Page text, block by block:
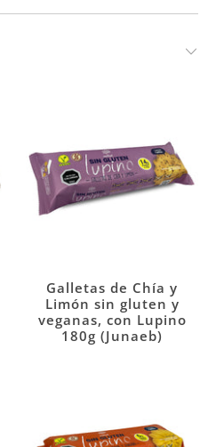
Galletas de Chía y
Limón sin gluten y
veganas, con Lupino
180g (Junaeb)